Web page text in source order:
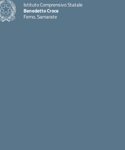
Istituto Comprensivo Statale
Benedetto Croce
Ferno, Samarate